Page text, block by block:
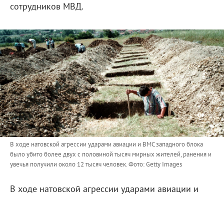
сотрудников МВД.
В ходе натовской агрессии ударами авиации и ВМС западного блока
было убито более двух с половиной тысяч мирных жителей, ранения и
увечья получили около 12 тысяч человек.Фото: Getty Images
В ходе натовской агрессии ударами авиации и